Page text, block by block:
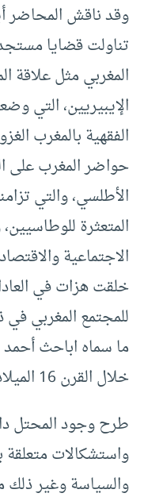
وقد ناقش المحاضر
تناولت قضايا
المغربي مثل علاقة
الإيبيريين، التي
الفقهية بالمغرب
حواضر المغرب على
الأطلسي، والتي
المتعثرة
الاجتماعية
خلقت هزات في
للمجتمع المغربي
ما سماه اباحث أحمد
خلال القرن 16 الميلادي.
طرح وجود المحتل
واستشكالات متعلقة
والسياسة وغير